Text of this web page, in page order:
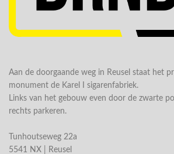
Aan de doorgaande weg in Reusel staat het
monument de Karel I sigarenfabriek.
Links van het gebouw even door de zwarte
rechts parkeren.
Tunhoutseweg 22a
5541 NX | Reusel